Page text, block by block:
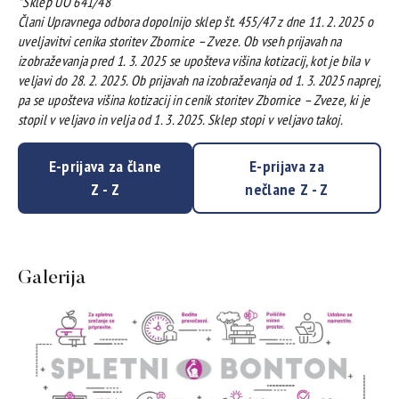
Člani Upravnega odbora dopolnijo sklep št. 455/47 z dne 11. 2. 2025 o
uveljavitvi cenika storitev Zbornice – Zveze. Ob vseh prijavah na
izobraževanja pred 1. 3. 2025 se upošteva višina kotizacij, kot je bila v
veljavi do 28. 2. 2025. Ob prijavah na izobraževanja od 1. 3. 2025 naprej,
pa se upošteva višina kotizacij in cenik storitev Zbornice – Zveze, ki je
stopil v veljavo in velja od 1. 3. 2025. Sklep stopi v veljavo takoj.
E-prijava za člane
Z - Z
E-prijava za
nečlane Z - Z
Galerija